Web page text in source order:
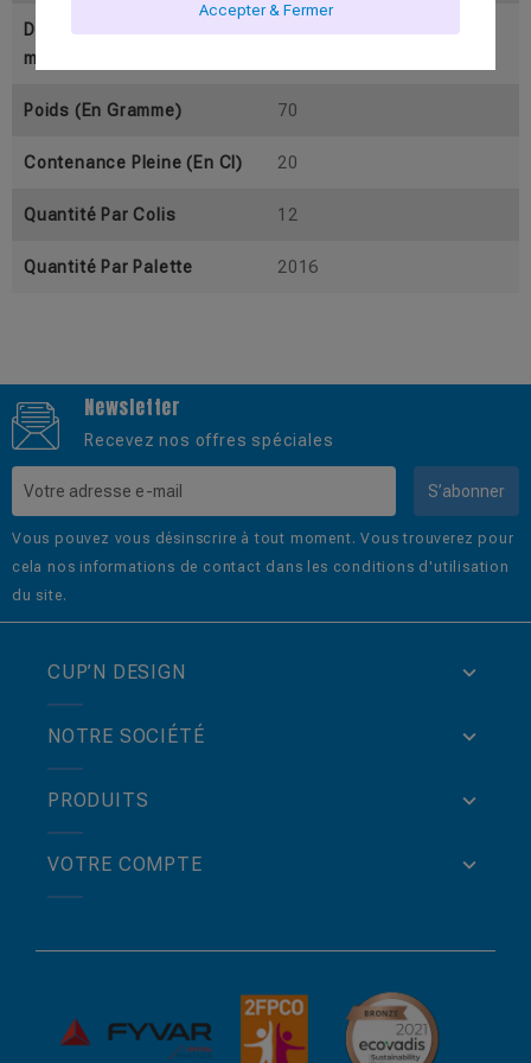
Diamètre Supérieur (En M
M)
Poids (En Gramme) 70
Contenance Pleine (En Cl) 20
Quantité Par Colis 12
Quantité Par Palette 2016
Newsletter
Recevez nos offres spéciales
S’abonner
Vous pouvez vous désinscrire à tout moment. Vous trouverez pour
cela nos informations de contact dans les conditions d'utilisation
du site.
CUP’N DESIGN
NOTRE SOCIÉTÉ
PRODUITS
VOTRE COMPTE
Accepter & Fermer